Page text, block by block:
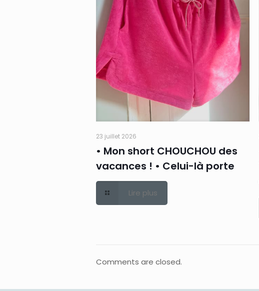
23 juillet 2026
• Mon short CHOUCHOU des
vacances ! • Celui-là porte
Lire plus
Comments are closed.